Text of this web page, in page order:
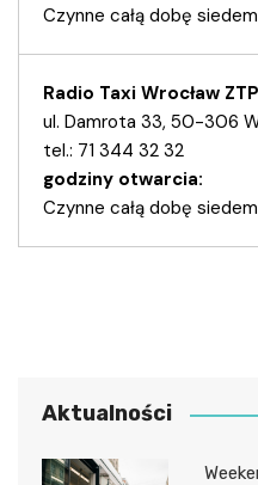
Czynne całą dobę
Radio Taxi Wrocław
ul. Damrota 33, 50-306
tel.: 71 344 32 32
godziny otwarcia:
Czynne całą dobę
Aktualności